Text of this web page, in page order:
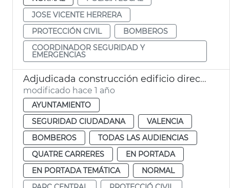
JOSE VICENTE HERRERA
PROTECCIÓN CIVIL
BOMBEROS
COORDINADOR SEGURIDAD Y
EMERGENCIAS
Adjudicada construcción edificio dirección bomberos València
modificado hace 1 año
AYUNTAMIENTO
SEGURIDAD CIUDADANA
VALENCIA
BOMBEROS
TODAS LAS AUDIENCIAS
QUATRE CARRERES
EN PORTADA
EN PORTADA TEMÁTICA
NORMAL